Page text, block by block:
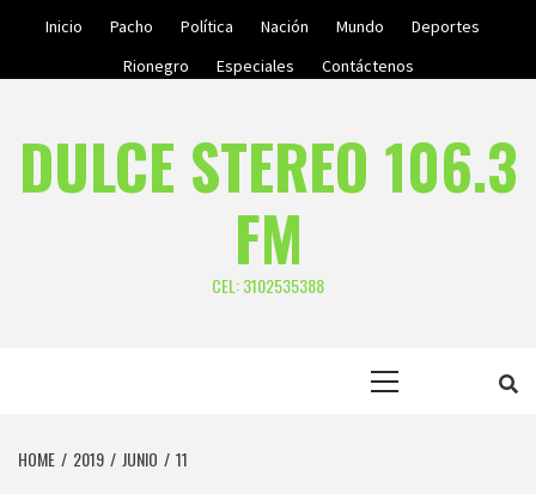
Inicio Pacho Política Nación Mundo
Deportes
Rionegro
Especiales Contáctenos
DULCE STEREO 106.3
FM
CEL: 3102535388
HOME 2019 JUNIO 11